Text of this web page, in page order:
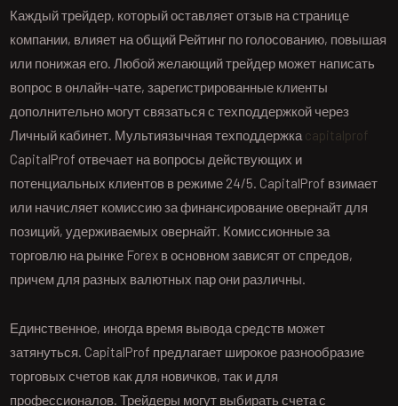
Каждый трейдер, который оставляет отзыв на странице
компании, влияет на общий Рейтинг по голосованию, повышая
или понижая его. Любой желающий трейдер может написать
вопрос в онлайн-чате, зарегистрированные клиенты
дополнительно могут связаться с техподдержкой через
Личный кабинет. Мультиязычная техподдержка capitalprof
CapitalProf отвечает на вопросы действующих и
потенциальных клиентов в режиме 24/5. CapitalProf взимает
или начисляет комиссию за финансирование овернайт для
позиций, удерживаемых овернайт. Комиссионные за
торговлю на рынке Forex в основном зависят от спредов,
причем для разных валютных пар они различны.
Единственное, иногда время вывода средств может
затянуться. CapitalProf предлагает широкое разнообразие
торговых счетов как для новичков, так и для
профессионалов. Трейдеры могут выбирать счета с